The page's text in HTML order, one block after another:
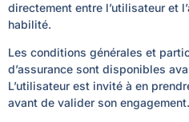
directement entre l’utilisateur et
habilité.
Les conditions générales et
d’assurance sont disponibles
L’utilisateur est invité à en
avant de valider son engagement.